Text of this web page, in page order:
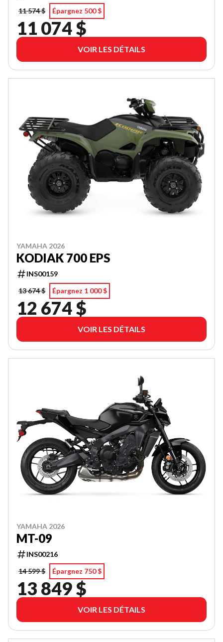
11 574 $
Épargnez 500 $
11 074 $
VOIR LES DÉTAILS
YAMAHA 2026
KODIAK 700 EPS
INS00159
13 674 $
Épargnez 1 000 $
12 674 $
VOIR LES DÉTAILS
YAMAHA 2026
MT-09
INS00216
14 599 $
Épargnez 750 $
13 849 $
VOIR LES DÉTAILS